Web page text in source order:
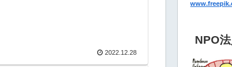
2022.12.28
NPO